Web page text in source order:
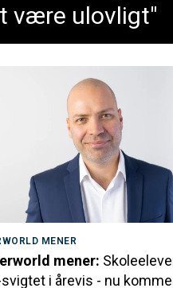
være ulovligt"
MENER
mener:
i årevis - nu